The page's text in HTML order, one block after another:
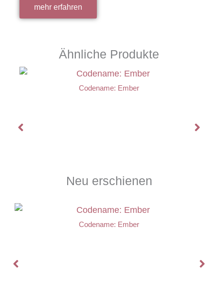
mehr erfahren
Ähnliche Produkte
Codename: Ember
Neu erschienen
Codename: Ember